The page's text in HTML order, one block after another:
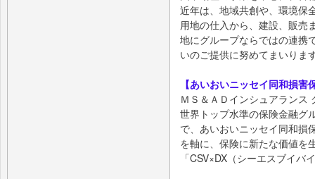
近年は、地域共創や、環境保
用地の仕入から、建設、販売
地にグループならではの連携
いのご提供に努めてまいりま
【あいおいニッセイ同和損害
ＭＳ＆ＡＤインシュアランス
世界トップ水準の保険金融グ
で、あいおいニッセイ同和損
を軸に、保険に新たな価値を
「CSV×DX（シーエスブイ